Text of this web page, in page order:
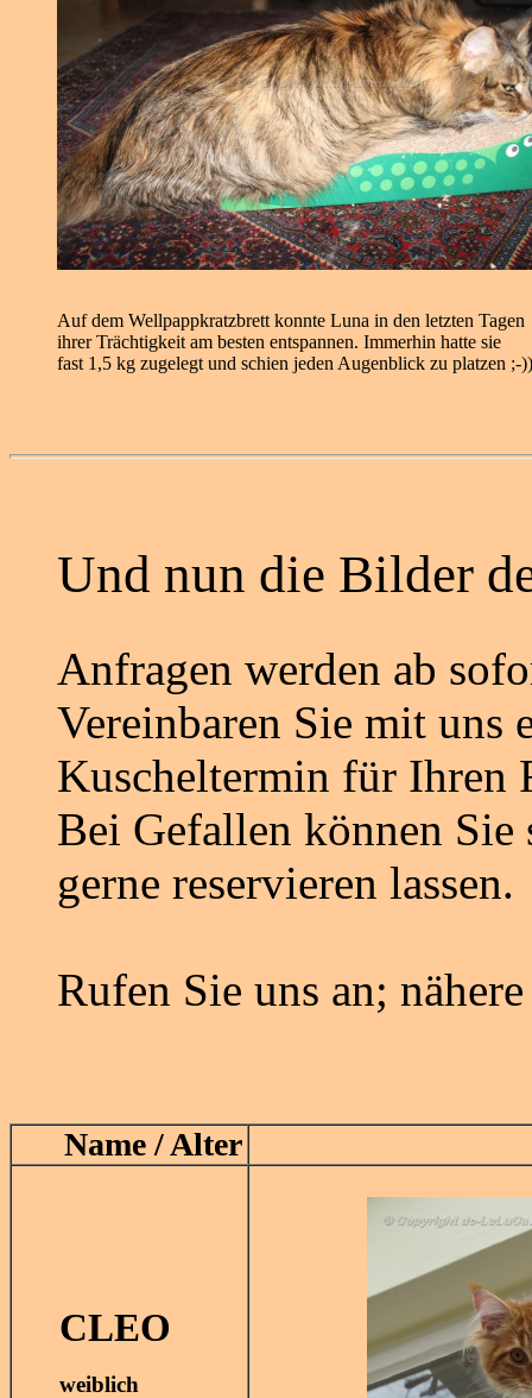
Auf dem Wellpappkratzbrett konnte Luna in den letzten Tagen
ihrer Trächtigkeit am besten entspannen. Immerhin hatte sie
fast 1,5 kg zugelegt und schien jeden Augenblick zu platzen ;-
Und nun die Bilder
Anfragen werden ab
Vereinbaren Sie mit uns
Kuscheltermin für Ihren
Bei Gefallen können
gerne reservieren lassen.
Rufen Sie uns an;
Name / Alter
CLEO
weiblich